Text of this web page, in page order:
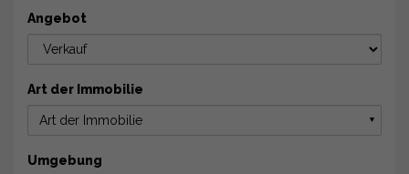
Angebot
Art der Immobilie
Art der Immobilie ▼
Umgebung